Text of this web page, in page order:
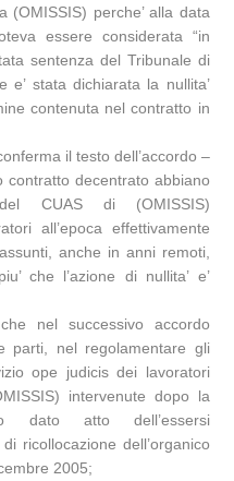
(OMISSIS) perche’ alla data
essere considerata “in
sentenza del Tribunale di
stata dichiarata la nullita’
contenuta nel contratto in
il testo dell’accordo –
contratto decentrato abbiano
CUAS di (OMISSIS)
all’epoca effettivamente
anche in anni remoti,
che l’azione di nullita’ e’
nel successivo accordo
parti, nel regolamentare gli
ope judicis dei lavoratori
intervenute dopo la
dato atto dell’essersi
ricollocazione dell’organico
2005;